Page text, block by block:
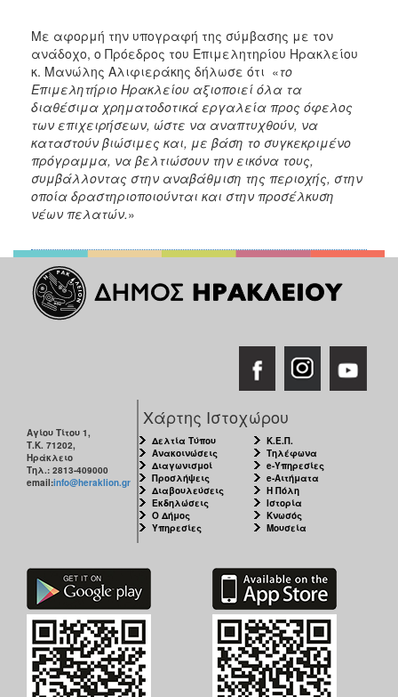
Με αφορμή την υπογραφή της σύμβασης με τον
ανάδοχο, ο Πρόεδρος του Επιμελητηρίου Ηρακλείου
κ. Μανώλης Αλιφιεράκης δήλωσε ότι «το
Επιμελητήριο Ηρακλείου αξιοποιεί όλα τα
διαθέσιμα χρηματοδοτικά εργαλεία προς όφελος
των επιχειρήσεων, ώστε να αναπτυχθούν, να
καταστούν βιώσιμες και, με βάση το συγκεκριμένο
πρόγραμμα, να βελτιώσουν την εικόνα τους,
συμβάλλοντας στην αναβάθμιση της περιοχής, στην
οποία δραστηριοποιούνται και στην προσέλκυση
νέων πελατών.»
Αγίου Τίτου 1,
Τ.Κ. 71202,
Ηράκλειο
Τηλ.: 2813-409000
email:info@heraklion.gr
Χάρτης Ιστοχώρου
Δελτία Τύπου
Ανακοινώσεις
Διαγωνισμοί
Προσλήψεις
Διαβουλεύσεις
Εκδηλώσεις
Ο Δήμος
Υπηρεσίες
Κ.Ε.Π.
Τηλέφωνα
e-Υπηρεσίες
e-Αιτήματα
Η Πόλη
Ιστορία
Κνωσός
Μουσεία